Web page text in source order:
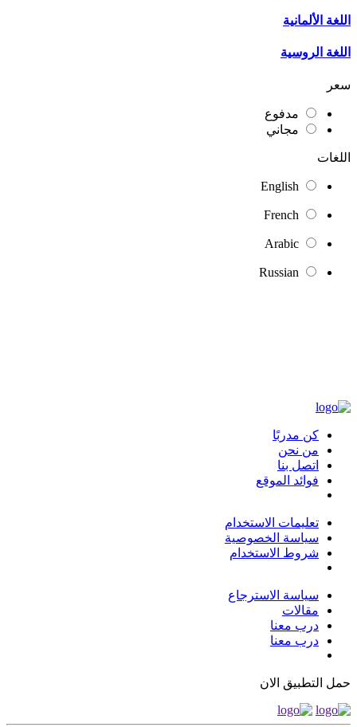
اللغة الألمانية
اللغة الروسية
سعر
مدفوع
مجاني
اللغات
English
French
Arabic
Russian
كن مدربًا
من نحن
اتصل بنا
فوائد الموقع
تعليمات الاستخدام
سياسة الخصوصية
شروط الاستخدام
سياسة الاسترجاع
مقالات
درب معنا
درب معنا
حمل التطبيق الان